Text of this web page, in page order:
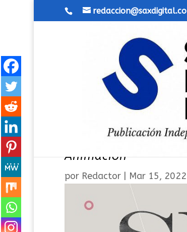
Segunda edición
Animación
por Redactor| Mar 15, 2022